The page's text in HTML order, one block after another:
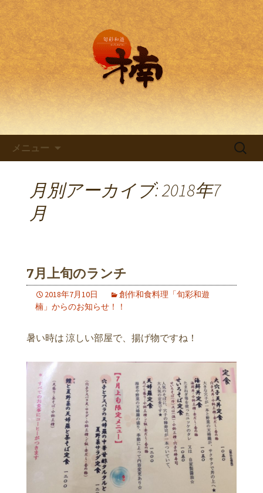
兵庫・西明石の創作和食料理
「旬彩和遊 楠～くすのき～」
兵庫・西明石の創作和食料理 旬彩和
遊 楠。
メニュー
検
月別アーカイブ: 2018年7
月
7月上旬のランチ
2018年7月10日
創作和食料理「旬彩和遊
楠」からのお知らせ！！
暑い時は 涼しい部屋で、揚げ物ですね！